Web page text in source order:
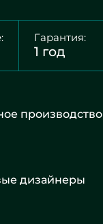
Гарантия:
1 год
производство
дизайнеры